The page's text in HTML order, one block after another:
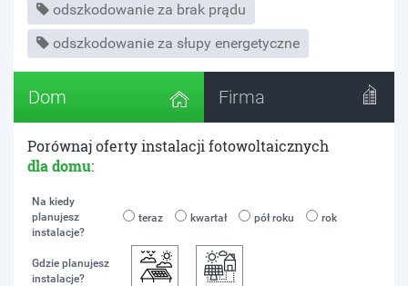
odszkodowanie za brak prądu
odszkodowanie za słupy energetyczne
Dom Firma
Porównaj oferty instalacji fotowoltaicznych
dla domu:
Na kiedy
planujesz
instalacje?
teraz kwartał pół roku rok
Gdzie planujesz
instalacje?